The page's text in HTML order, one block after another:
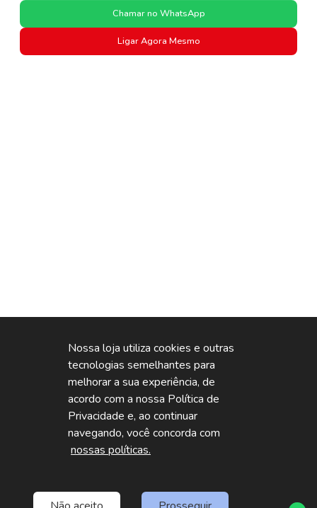
Chamar no WhatsApp
Ligar Agora Mesmo
Nossa loja utiliza cookies e outras
tecnologias semelhantes para
melhorar a sua experiência, de
acordo com a nossa Política de
Privacidade e, ao continuar
navegando, você concorda com
nossas políticas.